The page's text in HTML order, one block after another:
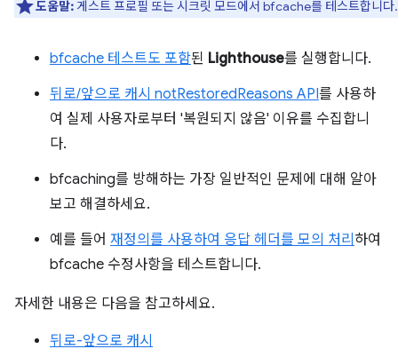
도움말: 게스트 프로필 또는 시크릿 모드에서 bfcache를 테스트합니다.
bfcache 테스트도 포함된 Lighthouse를 실행합니다.
뒤로/앞으로 캐시 notRestoredReasons API를 사용하
여 실제 사용자로부터 '복원되지 않음' 이유를 수집합니
다.
bfcaching를 방해하는 가장 일반적인 문제에 대해 알아
보고 해결하세요.
예를 들어 재정의를 사용하여 응답 헤더를 모의 처리 하여
bfcache 수정사항을 테스트합니다.
자세한 내용은 다음을 참고하세요.
뒤로-앞으로 캐시